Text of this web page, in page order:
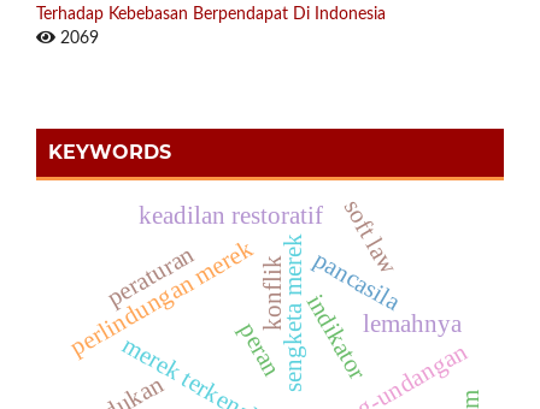
Terhadap Kebebasan Berpendapat Di Indonesia
2069
KEYWORDS
merek terkenal
perlindungan merek sengketa merekpancasila
peraturan
indikatorlemahnya
keadilan restoratif
peran
soft law
konflik